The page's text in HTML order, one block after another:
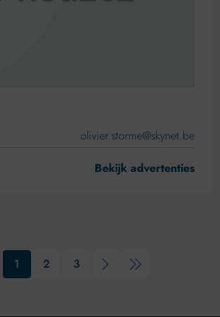
olivier.storme@skynet.be
Bekijk advertenties
1 2 3